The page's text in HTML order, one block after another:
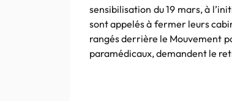
sensibilisation du 19 mars, à
sont appelés à fermer leurs
rangés derrière le Mouvement
paramédicaux, demandent le